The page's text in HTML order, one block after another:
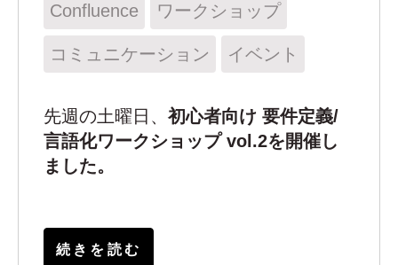
Confluence ワークショップ
コミュニケーション イベント
先週の土曜日、 初心者向け 要件定義/
言語化ワークショップ vol.2を開催し
ました。
続きを読む